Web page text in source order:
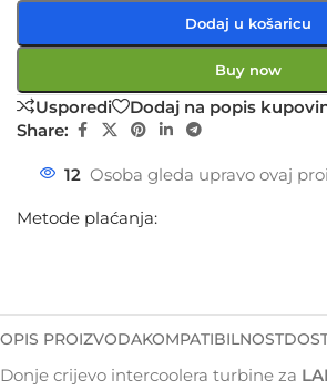
Dodaj u košaricu
Buy now
Usporedi
Dodaj na popis
Share:
12 Osoba gleda upravo ovaj
Metode plaćanja:
OPIS PROIZVODAKOMPATIBILNOST
Donje crijevo intercoolera turbine za